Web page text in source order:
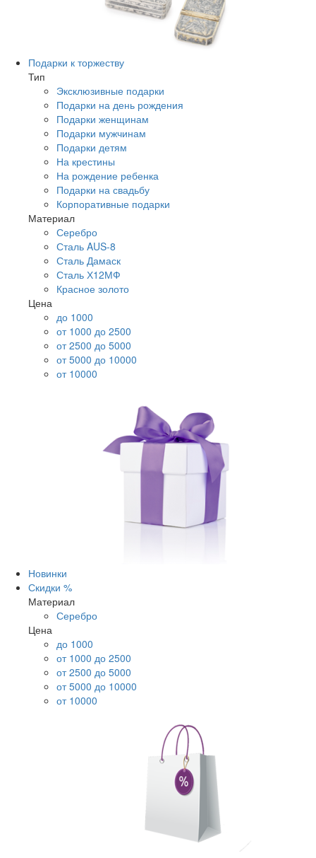
Подарки к торжеству
Тип
Эксклюзивные подарки
Подарки на день рождения
Подарки женщинам
Подарки мужчинам
Подарки детям
На крестины
На рождение ребенка
Подарки на свадьбу
Корпоративные подарки
Материал
Серебро
Сталь AUS-8
Сталь Дамаск
Сталь Х12МФ
Красное золото
Цена
до 1000
от 1000 до 2500
от 2500 до 5000
от 5000 до 10000
от 10000
Новинки
Скидки %
Материал
Серебро
Цена
до 1000
от 1000 до 2500
от 2500 до 5000
от 5000 до 10000
от 10000